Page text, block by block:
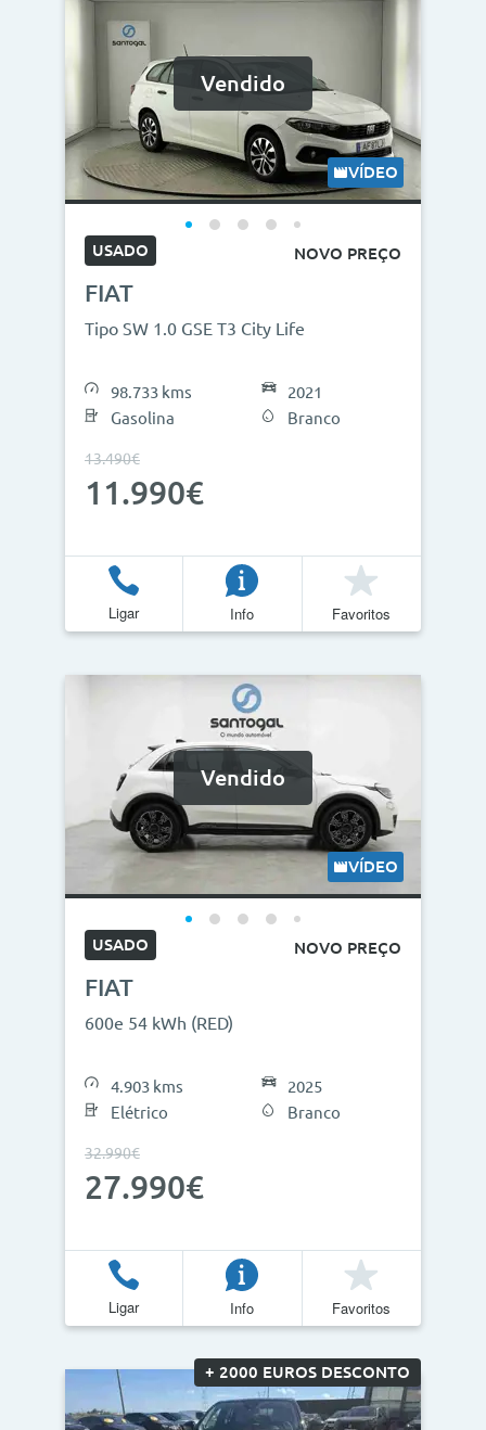
Vendido
VÍDEO
USADO NOVO PREÇO
FIAT
Tipo SW 1.0 GSE T3 City Life
98.733 kms
Gasolina
2021
Branco
13.490€
11.990€
Ligar Info Favoritos
Vendido
VÍDEO
USADO NOVO PREÇO
FIAT
600e 54 kWh (RED)
4.903 kms
Elétrico
2025
Branco
32.990€
27.990€
Ligar Info Favoritos
+ 2000 EUROS DESCONTO